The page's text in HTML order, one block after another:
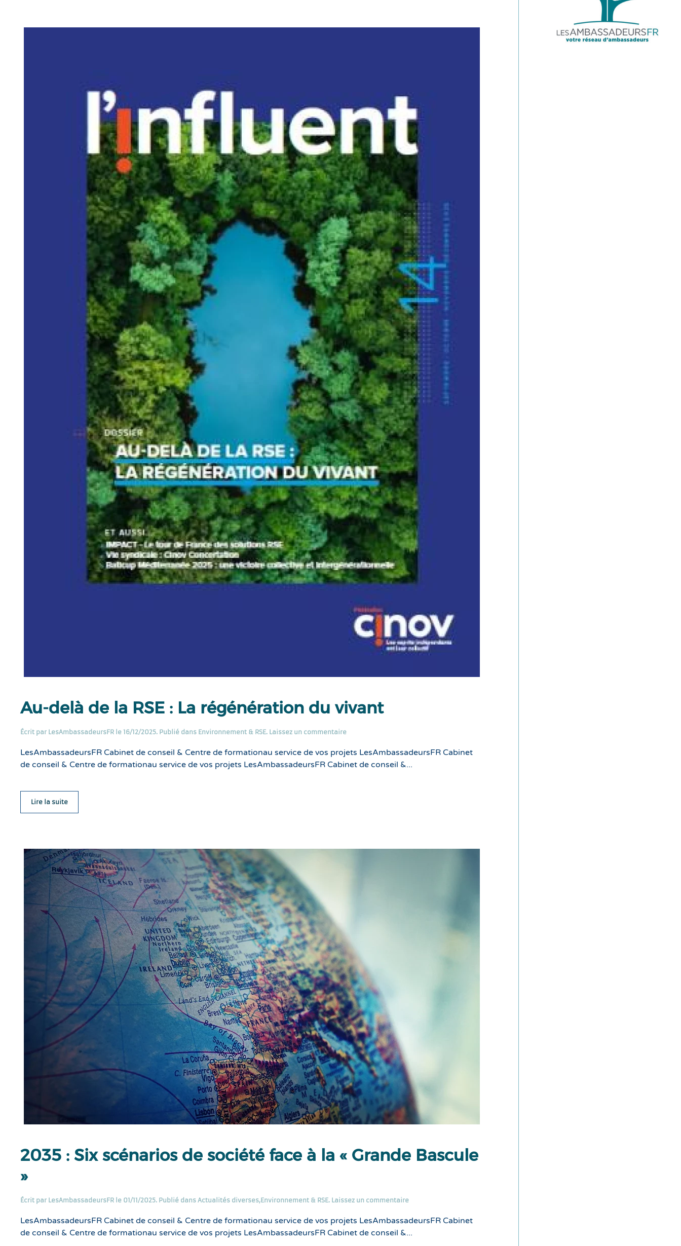
Au-delà de la RSE : La régénération du vivant
Écrit par LesAmbassadeursFR le 16/12/2025. Publié dans Environnement & RSE. Laissez un commentaire
LesAmbassadeursFR Cabinet de conseil & Centre de formationau service de vos projets LesAmbassadeursFR Cabinet
de conseil & Centre de formationau service de vos projets LesAmbassadeursFR Cabinet de conseil &...
Lire la suite
2035 : Six scénarios de société face à la « Grande Bascule
»
Écrit par LesAmbassadeursFR le 01/11/2025. Publié dans Actualités diverses,Environnement & RSE. Laissez un commentaire
LesAmbassadeursFR Cabinet de conseil & Centre de formationau service de vos projets LesAmbassadeursFR Cabinet
de conseil & Centre de formationau service de vos projets LesAmbassadeursFR Cabinet de conseil &...